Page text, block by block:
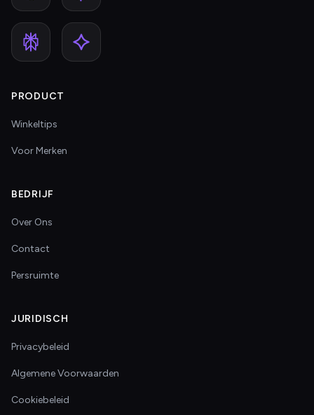
PRODUCT
Winkeltips
Voor Merken
BEDRIJF
Over Ons
Contact
Persruimte
JURIDISCH
Privacybeleid
Algemene Voorwaarden
Cookiebeleid